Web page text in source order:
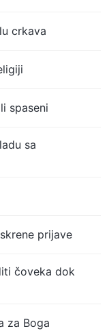
crkava
spaseni
sa
prijave
čoveka dok
za Boga